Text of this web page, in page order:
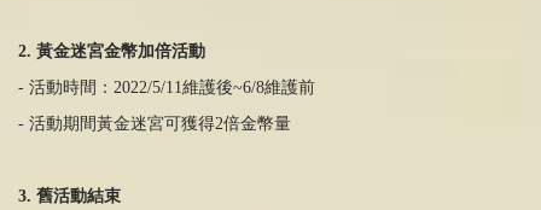
2. 黃金迷宮金幣加倍活動
- 活動時間：2022/5/11維護後~6/8維護前
- 活動期間黃金迷宮可獲得2倍金幣量
3. 舊活動結束